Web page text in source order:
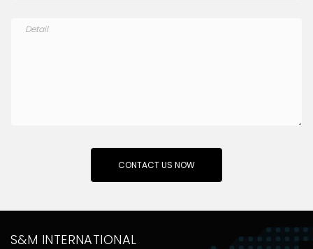
S&M INTERNATIONAL